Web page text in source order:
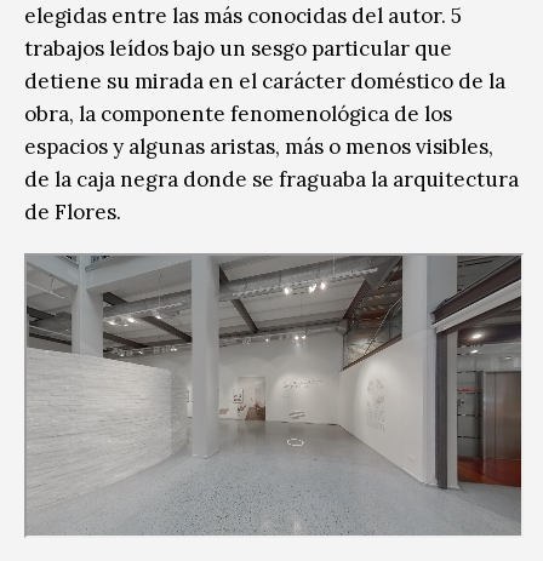
elegidas entre las más conocidas del autor. 5
trabajos leídos bajo un sesgo particular que
detiene su mirada en el carácter doméstico de la
obra, la componente fenomenológica de los
espacios y algunas aristas, más o menos visibles,
de la caja negra donde se fraguaba la arquitectura
de Flores.